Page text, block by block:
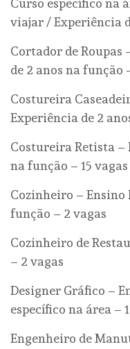
Curso específico na
viajar / Experiência
Cortador de Roupas
de 2 anos na função
Costureira
Experiência de 2
Costureira Retista –
na função – 15 vagas
Cozinheiro –
função – 2 vagas
Cozinheiro de
– 2 vagas
Designer Gráfico –
específico na área –
Engenheiro de